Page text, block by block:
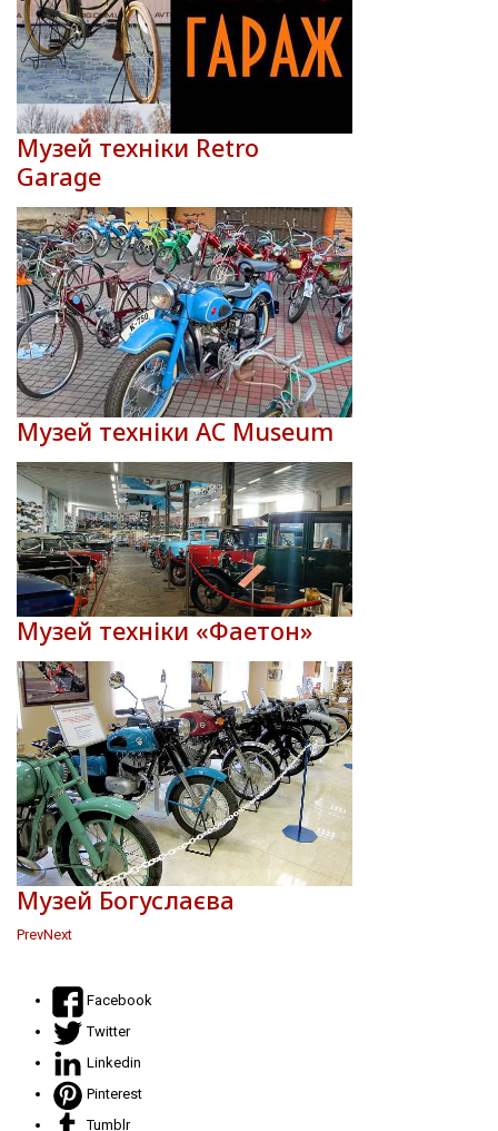
Музей техніки Retro
Garage
Музей техніки AC Museum
Музей техніки «Фаетон»
Музей Богуслаєва
PrevNext
Facebook
Twitter
Linkedin
Pinterest
Tumblr